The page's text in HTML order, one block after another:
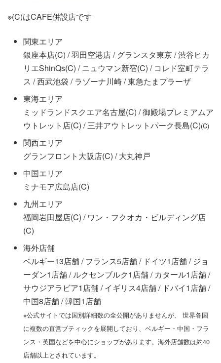
※(C)はCAFE併設店です
関東エリア
銀座本店(C) / 羽田空港店 / グランスタ東京 / 渋谷ヒカ
リエShinQs(C) / ニュウマン新宿(C) / コレド室町テラ
ス / 西武池袋 / ラゾーナ川崎 / 東急たまプラーザ
東海エリア
ミッドランドスクエア名古屋(C) / 御殿場プレミアムア
ウトレット店(C) / 三井アウトレットパーク長島(C)(C)
関西エリア
グランフロント大阪店(C) / 大丸神戸
中国エリア
ミナモア広島店(C)
九州エリア
福岡岩田屋店(C) / ワン・フクオカ・ビルディング店
(C)
海外店舗
ベルギー13店舗 / フランス5店舗 / ドイツ1店舗 / ジョ
ーダン1店舗 / ルクセンブルク1店舗 / カタール1店舗 /
サウジアラビア1店舗 / イギリス4店舗 / ドバイ1店舗 /
中国8店舗 / 韓国1店舗
※公式サイトでは国別詳細数の全公開がありませんが、 世界各国
に複数の直営ブティックを展開しており、ベルギー・中国・フラ
ンス・英国などを中心にショップがあります。海外店舗数は約40
店舗以上とされています。